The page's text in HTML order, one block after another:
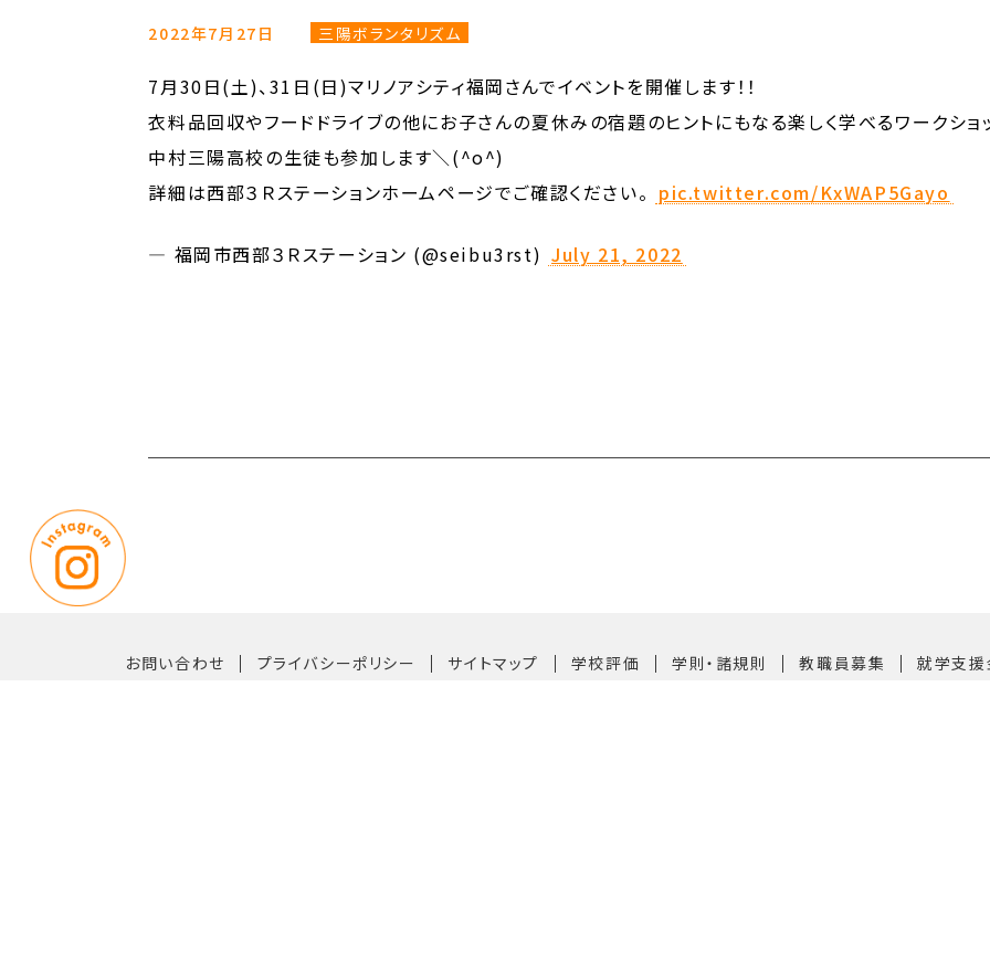
2022年7月27日 三陽ボランタリズム
7月30日(土)、31日(日)マリノアシティ福岡さんでイベントを開催します！！
衣料品回収やフードドライブの他にお子さんの夏休みの宿題のヒントにもなる楽しく学べるワークシ
中村三陽高校の生徒も参加します＼(^o^)
詳細は西部３Ｒステーションホームページでご確認ください。 pic.twitter.com/KxWAP5Gayo
— 福岡市西部３Ｒステーション (@seibu3rst) July 21, 2022
お問い合わせ ｜ プライバシーポリシー ｜ サイトマップ ｜ 学校評価 ｜ 学則・諸規則 ｜ 教職員募集 ｜ 就学支援